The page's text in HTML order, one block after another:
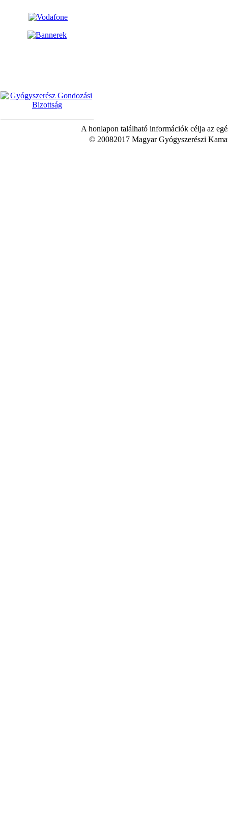
A honlapon található információk célja az
© 20082017 Magyar Gyógyszerészi